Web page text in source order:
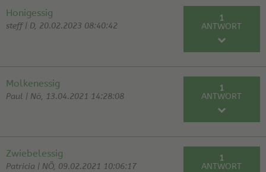
Honigessig
steff | D, 20.02.2023 08:40:42
1
ANTWORT
RE: Honigessig beMa | 20.02.23
Molkenessig
Paul | Nö, 13.04.2021 14:28:08
1
ANTWORT
RE: Molkenessig Schmickl | 14.04.21
Zwiebelessig
Patricia | NÖ, 09.02.2021 10:06:17
1
ANTWORT